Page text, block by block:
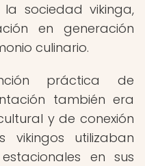
sociedad vikinga,
en generación
culinario.
práctica de
también era
y de conexión
vikingos utilizaban
en sus